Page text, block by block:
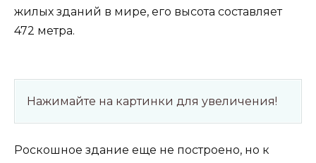
жилых зданий в мире, его высота составляет
472 метра.
Нажимайте на картинки для увеличения!
Роскошное здание еще не построено, но к